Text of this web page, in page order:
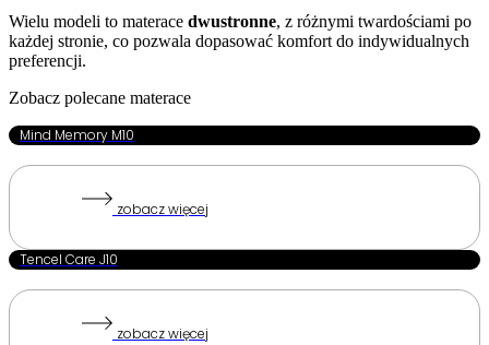
Wielu modeli to materace dwustronne, z różnymi twardościami po
każdej stronie, co pozwala dopasować komfort do indywidualnych
preferencji.
Zobacz polecane materace
Mind Memory M10
zobacz więcej
Tencel Care J10
zobacz więcej